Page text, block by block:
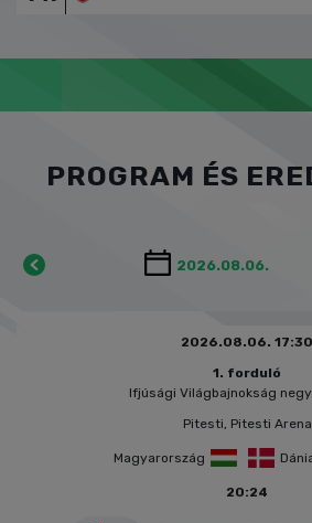
2026.08.06. 17:30
1. forduló
Pitesti, Pitesti Arena